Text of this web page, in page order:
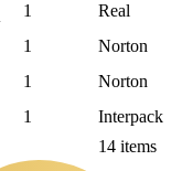
1 Real
1 Norton
1 Norton
1
Interpack
14 items